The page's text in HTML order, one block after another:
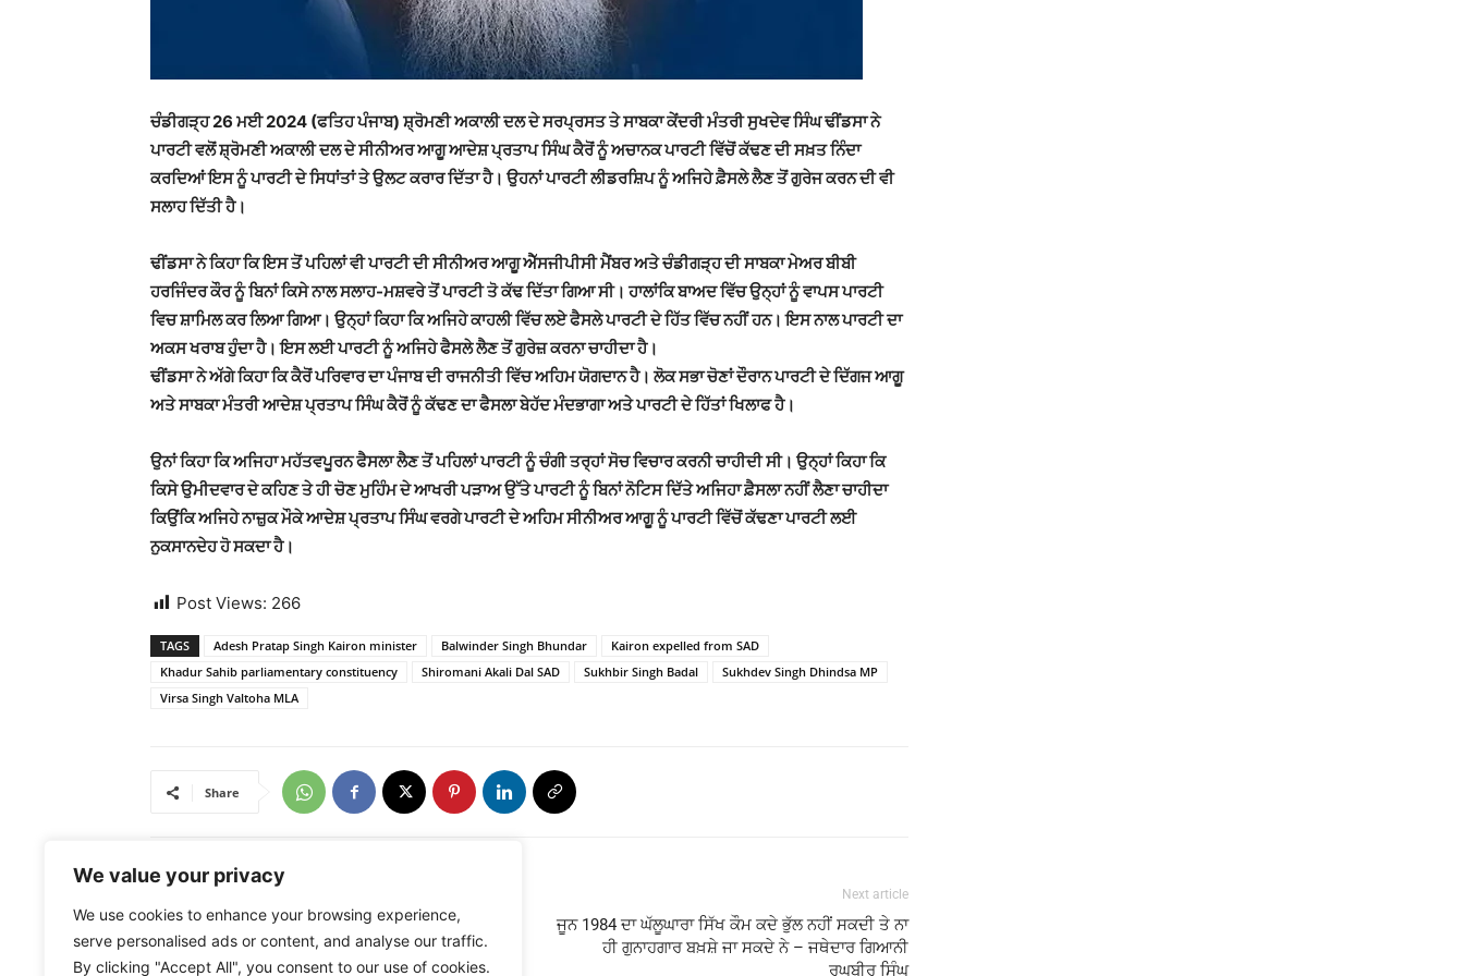
We value your privacy
We use cookies to enhance your browsing experience,
serve personalised ads or content, and analyse our traffic.
By clicking "Accept All", you consent to our use of cookies.
ਚੰਡੀਗੜ੍ਹ 26 ਮਈ 2024 (ਫਤਿਹ ਪੰਜਾਬ) ਸ਼੍ਰੋਮਣੀ ਅਕਾਲੀ ਦਲ ਦੇ ਸਰਪ੍ਰਸਤ ਤੇ ਸਾਬਕਾ ਕੇਂਦਰੀ ਮੰਤਰੀ ਸੁਖਦੇਵ ਸਿੰਘ ਢੀਂਡਸਾ ਨੇ
ਪਾਰਟੀ ਵਲੋਂ ਸ਼੍ਰੋਮਣੀ ਅਕਾਲੀ ਦਲ ਦੇ ਸੀਨੀਅਰ ਆਗੂ ਆਦੇਸ਼ ਪ੍ਰਤਾਪ ਸਿੰਘ ਕੈਰੋਂ ਨੂੰ ਅਚਾਨਕ ਪਾਰਟੀ ਵਿੱਚੋਂ ਕੱਢਣ ਦੀ ਸਖ਼ਤ ਨਿੰਦਾ
ਕਰਦਿਆਂ ਇਸ ਨੂੰ ਪਾਰਟੀ ਦੇ ਸਿਧਾਂਤਾਂ ਤੇ ਉਲਟ ਕਰਾਰ ਦਿੱਤਾ ਹੈ। ਉਹਨਾਂ ਪਾਰਟੀ ਲੀਡਰਸ਼ਿਪ ਨੂੰ ਅਜਿਹੇ ਫ਼ੈਸਲੇ ਲੈਣ ਤੋਂ ਗੁਰੇਜ ਕਰਨ ਦੀ ਵੀ
ਸਲਾਹ ਦਿੱਤੀ ਹੈ।
ਢੀਂਡਸਾ ਨੇ ਕਿਹਾ ਕਿ ਇਸ ਤੋਂ ਪਹਿਲਾਂ ਵੀ ਪਾਰਟੀ ਦੀ ਸੀਨੀਅਰ ਆਗੂ ਐੱਸਜੀਪੀਸੀ ਮੈਂਬਰ ਅਤੇ ਚੰਡੀਗੜ੍ਹ ਦੀ ਸਾਬਕਾ ਮੇਅਰ ਬੀਬੀ
ਹਰਜਿੰਦਰ ਕੌਰ ਨੂੰ ਬਿਨਾਂ ਕਿਸੇ ਨਾਲ ਸਲਾਹ-ਮਸ਼ਵਰੇ ਤੋਂ ਪਾਰਟੀ ਤੋ ਕੱਢ ਦਿੱਤਾ ਗਿਆ ਸੀ। ਹਾਲਾਂਕਿ ਬਾਅਦ ਵਿੱਚ ਉਨ੍ਹਾਂ ਨੂੰ ਵਾਪਸ ਪਾਰਟੀ
ਵਿਚ ਸ਼ਾਮਿਲ ਕਰ ਲਿਆ ਗਿਆ। ਉਨ੍ਹਾਂ ਕਿਹਾ ਕਿ ਅਜਿਹੇ ਕਾਹਲੀ ਵਿੱਚ ਲਏ ਫੈਸਲੇ ਪਾਰਟੀ ਦੇ ਹਿੱਤ ਵਿੱਚ ਨਹੀਂ ਹਨ। ਇਸ ਨਾਲ ਪਾਰਟੀ ਦਾ
ਅਕਸ ਖਰਾਬ ਹੁੰਦਾ ਹੈ। ਇਸ ਲਈ ਪਾਰਟੀ ਨੂੰ ਅਜਿਹੇ ਫੈਸਲੇ ਲੈਣ ਤੋਂ ਗੁਰੇਜ਼ ਕਰਨਾ ਚਾਹੀਦਾ ਹੈ।
ਢੀਂਡਸਾ ਨੇ ਅੱਗੇ ਕਿਹਾ ਕਿ ਕੈਰੋਂ ਪਰਿਵਾਰ ਦਾ ਪੰਜਾਬ ਦੀ ਰਾਜਨੀਤੀ ਵਿੱਚ ਅਹਿਮ ਯੋਗਦਾਨ ਹੈ। ਲੋਕ ਸਭਾ ਚੋਣਾਂ ਦੌਰਾਨ ਪਾਰਟੀ ਦੇ ਦਿੱਗਜ ਆਗੂ
ਅਤੇ ਸਾਬਕਾ ਮੰਤਰੀ ਆਦੇਸ਼ ਪ੍ਰਤਾਪ ਸਿੰਘ ਕੈਰੋਂ ਨੂੰ ਕੱਢਣ ਦਾ ਫੈਸਲਾ ਬੇਹੱਦ ਮੰਦਭਾਗਾ ਅਤੇ ਪਾਰਟੀ ਦੇ ਹਿੱਤਾਂ ਖਿਲਾਫ ਹੈ।
ਉਨਾਂ ਕਿਹਾ ਕਿ ਅਜਿਹਾ ਮਹੱਤਵਪੂਰਨ ਫੈਸਲਾ ਲੈਣ ਤੋਂ ਪਹਿਲਾਂ ਪਾਰਟੀ ਨੂੰ ਚੰਗੀ ਤਰ੍ਹਾਂ ਸੋਚ ਵਿਚਾਰ ਕਰਨੀ ਚਾਹੀਦੀ ਸੀ। ਉਨ੍ਹਾਂ ਕਿਹਾ ਕਿ
ਕਿਸੇ ਉਮੀਦਵਾਰ ਦੇ ਕਹਿਣ ਤੇ ਹੀ ਚੋਣ ਮੁਹਿੰਮ ਦੇ ਆਖਰੀ ਪੜਾਅ ਉੱਤੇ ਪਾਰਟੀ ਨੂੰ ਬਿਨਾਂ ਨੋਟਿਸ ਦਿੱਤੇ ਅਜਿਹਾ ਫ਼ੈਸਲਾ ਨਹੀਂ ਲੈਣਾ ਚਾਹੀਦਾ
ਕਿਉਂਕਿ ਅਜਿਹੇ ਨਾਜ਼ੁਕ ਮੌਕੇ ਆਦੇਸ਼ ਪ੍ਰਤਾਪ ਸਿੰਘ ਵਰਗੇ ਪਾਰਟੀ ਦੇ ਅਹਿਮ ਸੀਨੀਅਰ ਆਗੂ ਨੂੰ ਪਾਰਟੀ ਵਿੱਚੋਂ ਕੱਢਣਾ ਪਾਰਟੀ ਲਈ
ਨੁਕਸਾਨਦੇਹ ਹੋ ਸਕਦਾ ਹੈ।
Post Views: 266
TAGS Adesh Pratap Singh Kairon minister Balwinder Singh Bhundar
Kairon expelled from SAD
Khadur Sahib parliamentary constituency
Shiromani Akali Dal SAD Sukhbir Singh Badal
Sukhdev Singh Dhindsa MP
Virsa Singh Valtoha MLA
Share
ਵੋਟ ਪਾਉਣ ਤੋਂ ਪਹਿਲਾਂ ਘਰੇ ਬੈਠੇ ਹੀ ਜਾਣੋ ਕਿੰਨੀ ਲੰਮੀ ਕਤਾਰ ਹੈ
ਪੋਲਿੰਗ ਬੂਥ ਉੱਤੇ
Next article
ਜੂਨ 1984 ਦਾ ਘੱਲੂਘਾਰਾ ਸਿੱਖ ਕੌਮ ਕਦੇ ਭੁੱਲ ਨਹੀਂ ਸਕਦੀ ਤੇ ਨਾ
ਹੀ ਗੁਨਾਹਗਾਰ ਬਖ਼ਸ਼ੇ ਜਾ ਸਕਦੇ ਨੇ – ਜਥੇਦਾਰ ਗਿਆਨੀ
ਰਘਬੀਰ ਸਿੰਘ